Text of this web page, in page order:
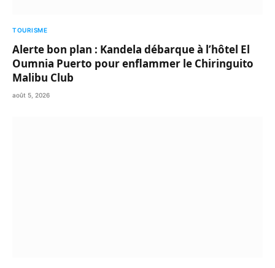
TOURISME
Alerte bon plan : Kandela débarque à l’hôtel El
Oumnia Puerto pour enflammer le Chiringuito
Malibu Club
août 5, 2026